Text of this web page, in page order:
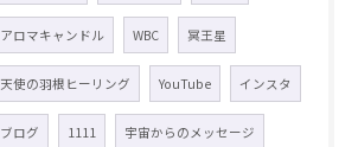
アロマキャンドル WBC 冥王星
天使の羽根ヒーリング YouTube インスタ
ブログ 1111 宇宙からのメッセージ